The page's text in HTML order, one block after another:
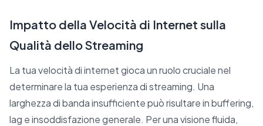
Impatto della Velocità di Internet sulla
Qualità dello Streaming
La tua velocità di internet gioca un ruolo cruciale nel
determinare la tua esperienza di streaming. Una
larghezza di banda insufficiente può risultare in buffering,
lag e insoddisfazione generale. Per una visione fluida,